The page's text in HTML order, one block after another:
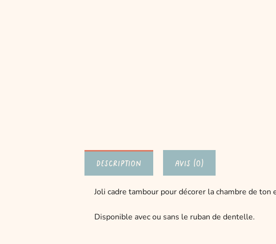
Description Avis (0)
Joli cadre tambour pour décorer la chambre de ton
Disponible avec ou sans le ruban de dentelle.